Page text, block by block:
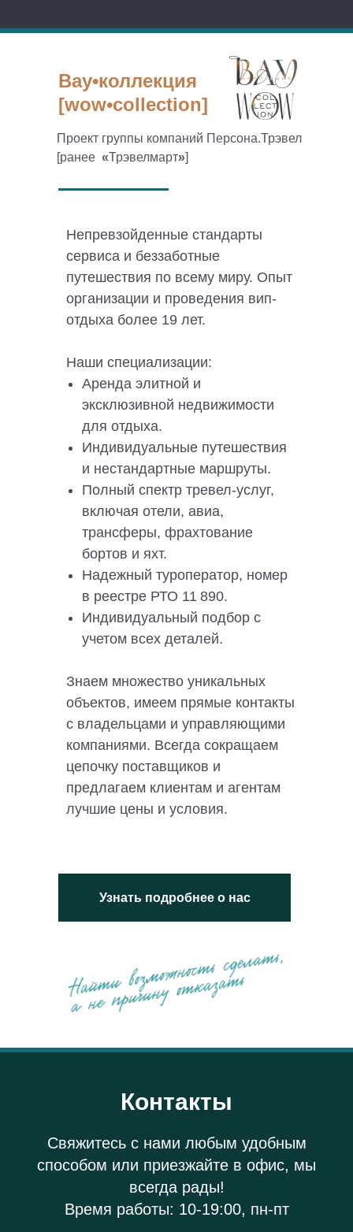
Вау•коллекция
[wow•collection]
Проект группы компаний Персона.Трэвел
[ранее «Трэвелмарт»]
Непревзойденные стандарты
сервиса и беззаботные
путешествия по всему миру. Опыт
организации и проведения вип-
отдыха более 19 лет.
Наши специализации:
Аренда элитной и
эксклюзивной недвижимости
для отдыха.
Индивидуальные путешествия
и нестандартные маршруты.
Полный спектр тревел-услуг,
включая отели, авиа,
трансферы, фрахтование
бортов и яхт.
Надежный туроператор, номер
в реестре РТО 11 890.
Индивидуальный подбор с
учетом всех деталей.
Знаем множество уникальных
объектов, имеем прямые контакты
с владельцами и управляющими
компаниями. Всегда сокращаем
цепочку поставщиков и
предлагаем клиентам и агентам
лучшие цены и условия.
Узнать подробнее о нас
Контакты
Свяжитесь с нами любым удобным
способом или приезжайте в офис, мы
всегда рады!
Время работы: 10-19:00, пн-пт